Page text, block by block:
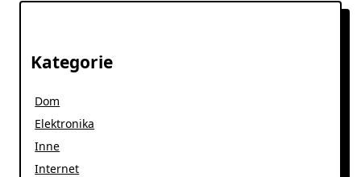
Kategorie
Dom
Elektronika
Inne
Internet